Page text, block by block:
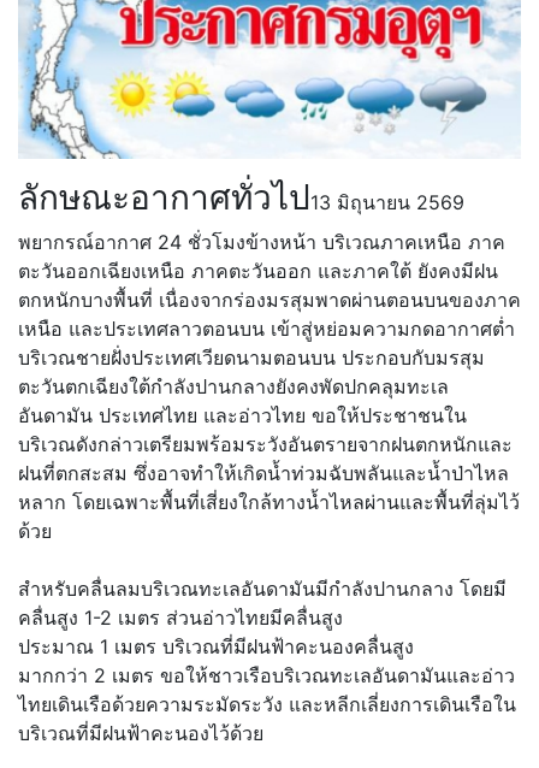
ลักษณะอากาศทั่วไป13 มิถุนายน 2569
พยากรณ์อากาศ 24 ชั่วโมงข้างหน้า บริเวณภาคเหนือ ภาค
ตะวันออกเฉียงเหนือ ภาคตะวันออก และภาคใต้ ยังคงมีฝน
ตกหนักบางพื้นที่ เนื่องจากร่องมรสุมพาดผ่านตอนบนของภาค
เหนือ และประเทศลาวตอนบน เข้าสู่หย่อมความกดอากาศต่ำ
บริเวณชายฝั่งประเทศเวียดนามตอนบน ประกอบกับมรสุม
ตะวันตกเฉียงใต้กำลังปานกลางยังคงพัดปกคลุมทะเล
อันดามัน ประเทศไทย และอ่าวไทย ขอให้ประชาชนใน
บริเวณดังกล่าวเตรียมพร้อมระวังอันตรายจากฝนตกหนักและ
ฝนที่ตกสะสม ซึ่งอาจทำให้เกิดน้ำท่วมฉับพลันและน้ำป่าไหล
หลาก โดยเฉพาะพื้นที่เสี่ยงใกล้ทางน้ำไหลผ่านและพื้นที่ลุ่มไว้
ด้วย
สำหรับคลื่นลมบริเวณทะเลอันดามันมีกำลังปานกลาง โดยมี
คลื่นสูง 1-2 เมตร ส่วนอ่าวไทยมีคลื่นสูง
ประมาณ 1 เมตร บริเวณที่มีฝนฟ้าคะนองคลื่นสูง
มากกว่า 2 เมตร ขอให้ชาวเรือบริเวณทะเลอันดามันและอ่าว
ไทยเดินเรือด้วยความระมัดระวัง และหลีกเลี่ยงการเดินเรือใน
บริเวณที่มีฝนฟ้าคะนองไว้ด้วย